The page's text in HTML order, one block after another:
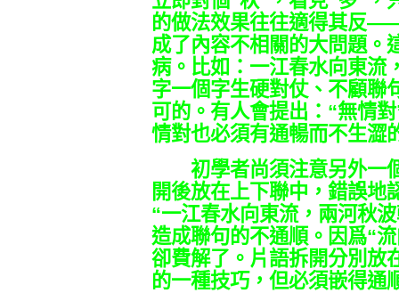
的做法效果往往適得其反
成了內容不相關的大問題。
病。比如：一江春水向東流
字一個字生硬對仗、不顧聯
可的。有人會提出：“無情
情對也必須有通暢而不生澀
初學者尚須注意另外一
開後放在上下聯中，錯誤地
“一江春水向東流，兩河秋
造成聯句的不通順。因爲“
卻費解了。片語拆開分別放
的一種技巧，但必須嵌得通